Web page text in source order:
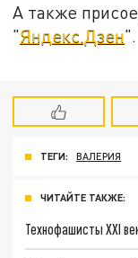
А также
"Яндекс.Дзен".
ТЕГИ: ВАЛЕРИЯ
ЧИТАЙТЕ ТАКЖЕ:
Технофашисты XXI